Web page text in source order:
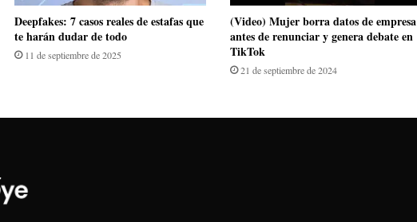
Deepfakes: 7 casos reales de estafas que
te harán dudar de todo
11 de septiembre de 2025
(Video) Mujer borra datos de empresa
antes de renunciar y genera debate en
TikTok
21 de septiembre de 2024